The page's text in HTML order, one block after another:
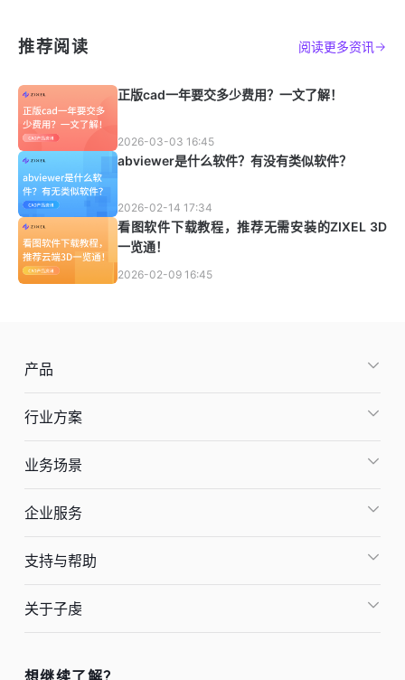
推荐阅读 阅读更多资讯
正版cad一年要交多少费用？一文了解！
2026-03-03 16:45
abviewer是什么软件？有没有类似软件？
2026-02-14 17:34
看图软件下载教程，推荐无需安装的ZIXEL 3D
一览通！
2026-02-09 16:45
产品
行业方案
业务场景
企业服务
支持与帮助
关于子虔